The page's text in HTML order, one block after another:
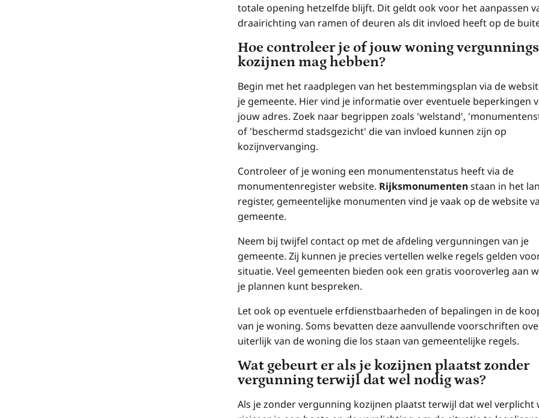
totale opening hetzelfde blijft. Dit geldt ook voor het aanpassen
draairichting van ramen of deuren als dit invloed heeft op de
Hoe controleer je of jouw woning
kozijnen mag hebben?
Begin met het raadplegen van het bestemmingsplan via de
je gemeente. Hier vind je informatie over eventuele beperkingen
jouw adres. Zoek naar begrippen zoals 'welstand',
of 'beschermd stadsgezicht' die van invloed kunnen zijn op
kozijnvervanging.
Controleer of je woning een monumentenstatus heeft via de
monumentenregister website. Rijksmonumentenstaan in het
register, gemeentelijke monumenten vind je vaak op de website
gemeente.
Neem bij twijfel contact op met de afdeling vergunningen van je
gemeente. Zij kunnen je precies vertellen welke regels gelden
situatie. Veel gemeenten bieden ook een gratis vooroverleg aan
je plannen kunt bespreken.
Let ook op eventuele erfdienstbaarheden of bepalingen in de
van je woning. Soms bevatten deze aanvullende voorschriften
uiterlijk van de woning die los staan van gemeentelijke regels.
Wat gebeurt er als je kozijnen plaatst zonder
vergunning terwijl dat wel nodig was?
Als je zonder vergunning kozijnen plaatst terwijl dat wel verplicht